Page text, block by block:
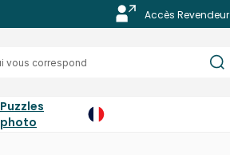
Accès Revendeur
Puzzles
photo